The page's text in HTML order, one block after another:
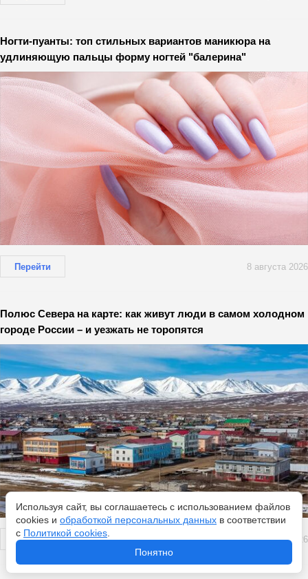
Ногти-пуанты: топ стильных вариантов маникюра на
удлиняющую пальцы форму ногтей "балерина"
Перейти 8 августа 2026
Полюс Севера на карте: как живут люди в самом холодном
городе России – и уезжать не торопятся
Перейти 8 августа 2026
Используя сайт, вы соглашаетесь с использованием файлов
cookies и обработкой персональных данных в соответствии
с Политикой cookies
Понятно